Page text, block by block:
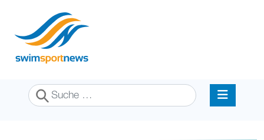
Suchen